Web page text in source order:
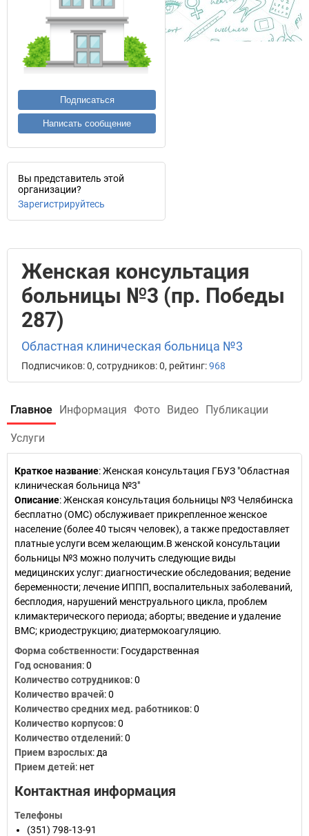
Подписаться
Написать сообщение
Вы представитель этой
организации?
Зарегистрируйтесь
Женская консультация
больницы №3 (пр. Победы
287)
Областная клиническая больница №3
Подписчиков: 0, сотрудников: 0, рейтинг:968
Главное Информация Фото Видео Публикации
Услуги
Краткое название:Женская консультация ГБУЗ "Областная
клиническая больница №3"
Описание: Женская консультация больницы №3 Челябинска
бесплатно (ОМС) обслуживает прикрепленное женское
население (более 40 тысяч человек), а также предоставляет
платные услуги всем желающим.В женской консультации
больницы №3 можно получить следующие виды
медицинских услуг: диагностические обследования; ведение
беременности; лечение ИППП, воспалительных заболеваний,
бесплодия, нарушений менструального цикла, проблем
климактерического периода; аборты; введение и удаление
ВМС; криодеструкцию; диатермокоагуляцию.
Форма собственности: Государственная
Год основания:0
Количество сотрудников:0
Количество врачей: 0
Количество средних мед. работников: 0
Количество корпусов: 0
Количество отделений: 0
Прием взрослых: да
Прием детей: нет
Контактная информация
Телефоны
(351) 798-13-91